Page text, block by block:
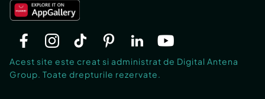
Acest site este creat si administrat de Digital Antena
Group. Toate drepturile rezervate.